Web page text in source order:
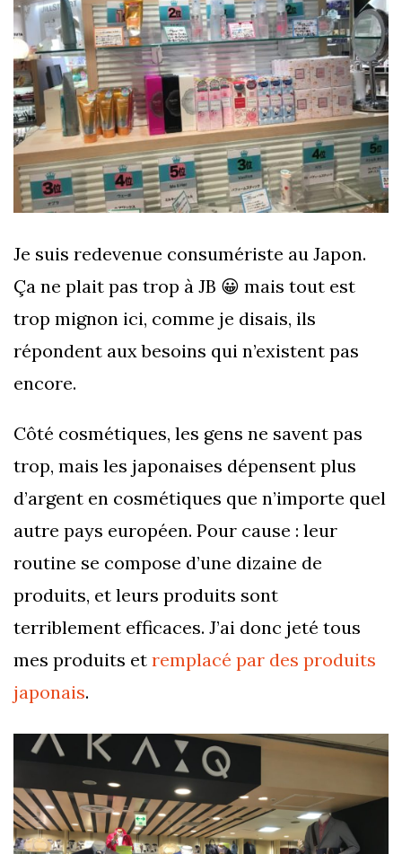
Je suis redevenue consumériste au Japon.
Ça ne plait pas trop à JB 😀 mais tout est
trop mignon ici, comme je disais, ils
répondent aux besoins qui n’existent pas
encore.
Côté cosmétiques, les gens ne savent pas
trop, mais les japonaises dépensent plus
d’argent en cosmétiques que n’importe quel
autre pays européen. Pour cause : leur
routine se compose d’une dizaine de
produits, et leurs produits sont
terriblement efficaces. J’ai donc jeté tous
mes produits et remplacé par des produits
japonais.